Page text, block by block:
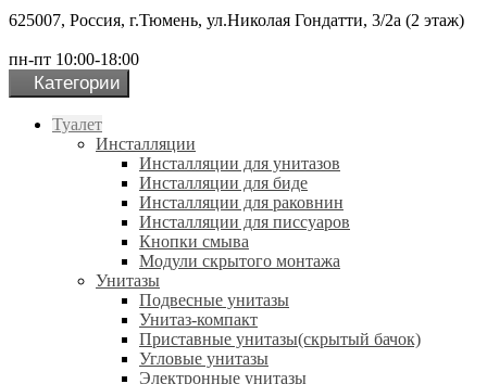
625007, Россия, г.Тюмень, ул.Николая Гондатти, 3/2а (2 этаж)
пн-пт 10:00-18:00
Категории
Туалет
Инсталляции
Инсталляции для унитазов
Инсталляции для биде
Инсталляции для раковнин
Инсталляции для писсуаров
Кнопки смыва
Модули скрытого монтажа
Унитазы
Подвесные унитазы
Унитаз-компакт
Приставные унитазы(скрытый бачок)
Угловые унитазы
Электронные унитазы